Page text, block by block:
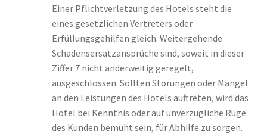
Einer Pflichtverletzung des Hotels steht die
eines gesetzlichen Vertreters oder
Erfüllungsgehilfen gleich. Weitergehende
Schadensersatzansprüche sind, soweit in dieser
Ziffer 7 nicht anderweitig geregelt,
ausgeschlossen. Sollten Störungen oder Mängel
an den Leistungen des Hotels auftreten, wird das
Hotel bei Kenntnis oder auf unverzügliche Rüge
des Kunden bemüht sein, für Abhilfe zu sorgen.